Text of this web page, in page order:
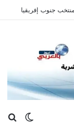
جنوب إفريقيا
الوضع